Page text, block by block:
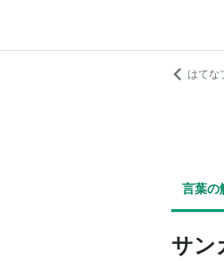
はてな
言葉の
サン